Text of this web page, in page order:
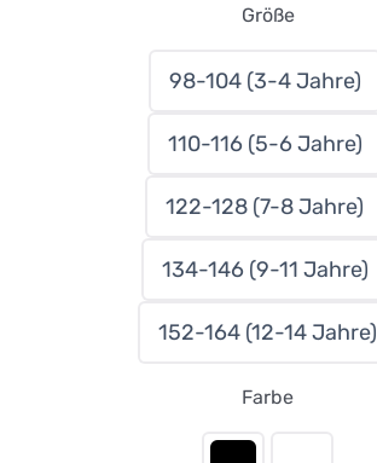
Größe
98-104 (3-4 Jahre)
110-116 (5-6 Jahre)
122-128 (7-8 Jahre)
134-146 (9-11 Jahre)
152-164 (12-14 Jahre)
Farbe